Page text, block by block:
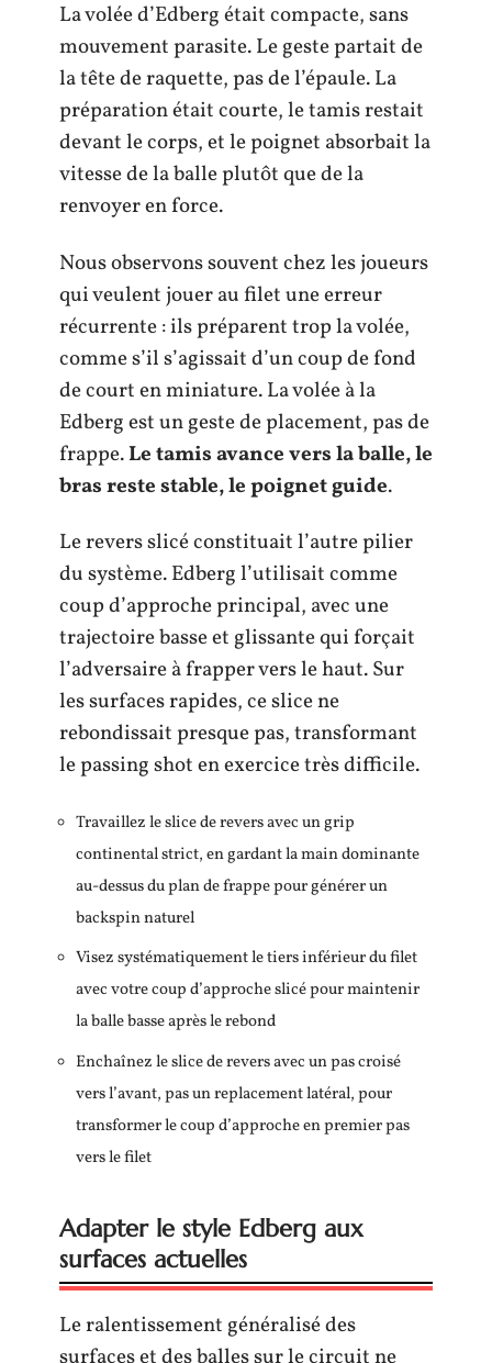
La volée d’Edberg était compacte, sans
mouvement parasite. Le geste partait de
la tête de raquette, pas de l’épaule. La
préparation était courte, le tamis restait
devant le corps, et le poignet absorbait la
vitesse de la balle plutôt que de la
renvoyer en force.
Nous observons souvent chez les joueurs
qui veulent jouer au filet une erreur
récurrente : ils préparent trop la volée,
comme s’il s’agissait d’un coup de fond
de court en miniature. La volée à la
Edberg est un geste de placement, pas de
frappe.Le tamis avance vers la balle, le
bras reste stable, le poignet guide.
Le revers slicé constituait l’autre pilier
du système. Edberg l’utilisait comme
coup d’approche principal, avec une
trajectoire basse et glissante qui forçait
l’adversaire à frapper vers le haut. Sur
les surfaces rapides, ce slice ne
rebondissait presque pas, transformant
le passing shot en exercice très difficile.
Travaillez le slice de revers avec un grip
continental strict, en gardant la main dominante
au-dessus du plan de frappe pour générer un
backspin naturel
Visez systématiquement le tiers inférieur du filet
avec votre coup d’approche slicé pour maintenir
la balle basse après le rebond
Enchaînez le slice de revers avec un pas croisé
vers l’avant, pas un replacement latéral, pour
transformer le coup d’approche en premier pas
vers le filet
Adapter le style Edberg aux
surfaces actuelles
Le ralentissement généralisé des
surfaces et des balles sur le circuit ne